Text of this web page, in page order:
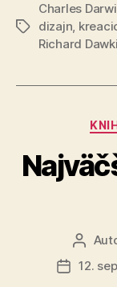
Značky
Charles
dizajn,
Richard
Autor
článku
Dátum
12.